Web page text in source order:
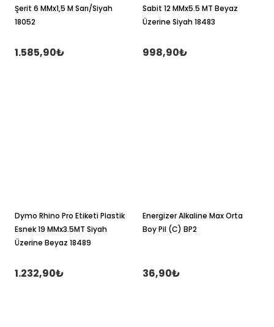
Şerit 6 MMx1,5 M Sarı/Siyah
18052
1.585,90₺
Sabit 12 MMx5.5 MT Beyaz
Üzerine Siyah 18483
998,90₺
Dymo Rhino Pro Etiketi Plastik
Esnek 19 MMx3.5MT Siyah
Üzerine Beyaz 18489
1.232,90₺
Energizer Alkaline Max Orta
Boy Pil (C) BP2
36,90₺